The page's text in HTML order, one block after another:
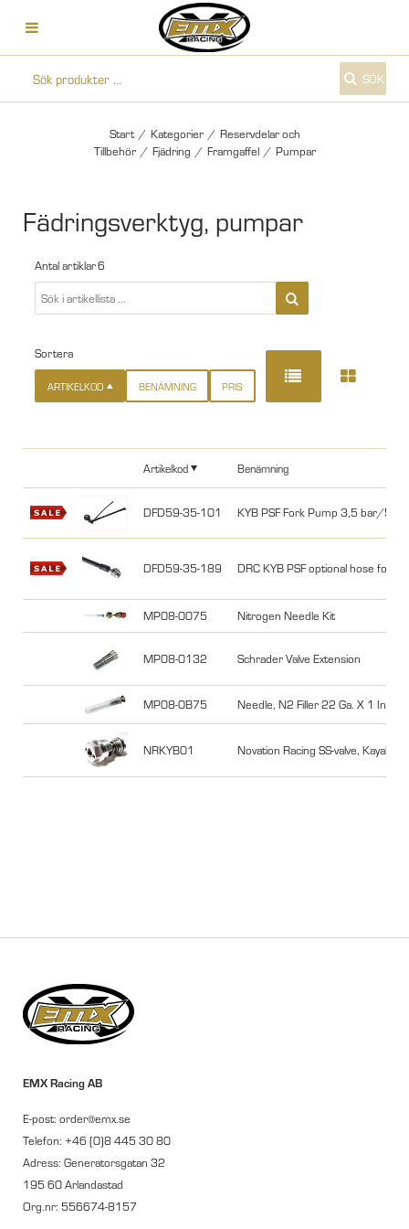
SÖK
Start / Kategorier / Reservdelar och
Tillbehör / Fjädring / Framgaffel / Pumpar
Fädringsverktyg, pumpar
Antal artiklar6
Sortera
ARTIKELKOD BENÄMNING PRIS
Artikelkod Benämning
DFD59-35-101 KYB PSF Fork Pump 3,5 bar/
DFD59-35-189 DRC KYB PSF optional hose for
MP08-0075 Nitrogen Needle Kit
MP08-0132 Schrader Valve Extension
MP08-0B75 Needle, N2 Filler 22 Ga. X 1 In.
NRKYB01 Novation Racing SS-valve, Kayaba
EMX Racing AB
E-post: order@emx.se
Telefon: +46 (0)8 445 30 80
Adress: Generatorsgatan 32
195 60 Arlandastad
Org.nr: 556674-8157